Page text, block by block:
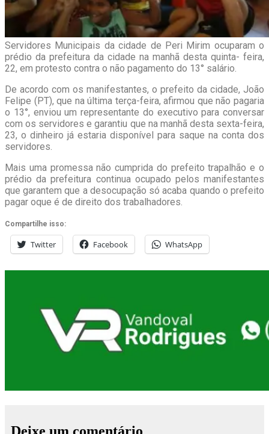
Servidores Municipais da cidade de Peri Mirim ocuparam o
prédio da prefeitura da cidade na manhã desta quinta- feira,
22, em protesto contra o não pagamento do 13° salário.
De acordo com os manifestantes, o prefeito da cidade, João
Felipe (PT), que na última terça-feira, afirmou que não pagaria
o 13°, enviou um representante do executivo para conversar
com os servidores e garantiu que na manhã desta sexta-feira,
23, o dinheiro já estaria disponível para saque na conta dos
servidores.
Mais uma promessa não cumprida do prefeito trapalhão e o
prédio da prefeitura continua ocupado pelos manifestantes
que garantem que a desocupação só acaba quando o prefeito
pagar oque é de direito dos trabalhadores.
Compartilhe isso:
Twitter Facebook WhatsApp